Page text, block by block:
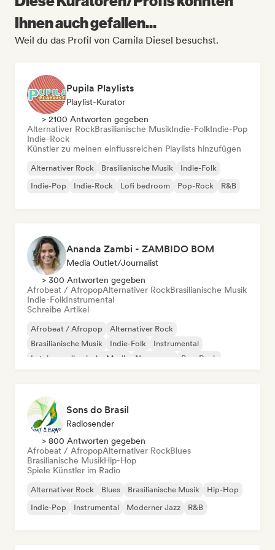
Ihnen auch gefallen...
Weil du das Profil von Camila Diesel besuchst.
Pupila Playlists
Playlist-Kurator
> 2100 Antworten gegeben
Alternativer RockBrasilianische MusikIndie-FolkIndie-Pop
Indie-Rock
Künstler zu meinen einflussreichen Playlists hinzufügen
Alternativer Rock Brasilianische Musik
Indie-Folk
Indie-Pop
Indie-Rock Lofi bedroom Pop-Rock R&B
Ananda Zambi - ZAMBIDO BOM
Media Outlet/Journalist
> 300 Antworten gegeben
Afrobeat / AfropopAlternativer RockBrasilianische Musik
Indie-FolkInstrumental
Schreibe Artikel
Afrobeat / Afropop
Alternativer Rock
Brasilianische Musik
Indie-Folk
Instrumental
Lateinamerikanische Musik
New wave Pop-Rock
Sons do Brasil
Radiosender
> 800 Antworten gegeben
Afrobeat / AfropopAlternativer RockBlues
Brasilianische MusikHip-Hop
Spiele Künstler im Radio
Alternativer Rock Blues Brasilianische Musik
Hip-Hop
Indie-Pop
Instrumental Moderner Jazz R&B